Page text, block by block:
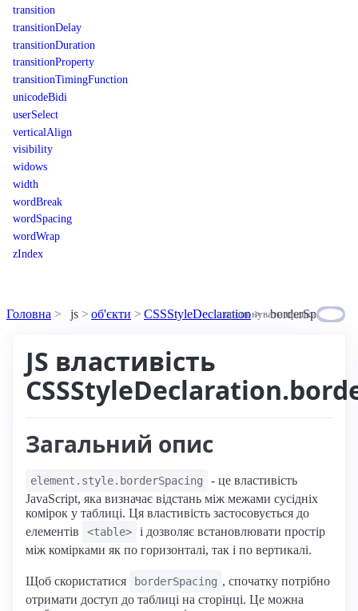
transition
transitionDelay
transitionDuration
transitionProperty
transitionTimingFunction
unicodeBidi
userSelect
verticalAlign
visibility
widows
width
wordBreak
wordSpacing
wordWrap
zIndex
Головна js об'єкти CSSStyleDeclaration borderSpacing
пропонувати правки
JS властивість
Загальний опис
element.style.borderSpacing
- це властивість
JavaScript, яка визначає відстань між межами сусідніх
комірок у таблиці. Ця властивість застосовується до
елементів
<table>
і дозволяє встановлювати простір
між комірками як по горизонталі, так і по вертикалі.
Щоб скористатися borderSpacing , спочатку потрібно
отримати доступ до таблиці на сторінці. Це можна